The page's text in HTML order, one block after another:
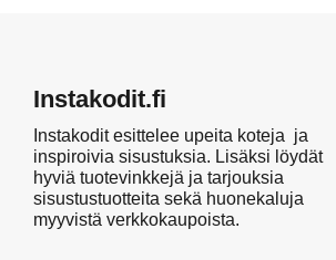
Instakodit.fi
Instakodit esittelee upeita koteja ja
inspiroivia sisustuksia. Lisäksi löydät
hyviä tuotevinkkejä ja tarjouksia
sisustustuotteita sekä huonekaluja
myyvistä verkkokaupoista.